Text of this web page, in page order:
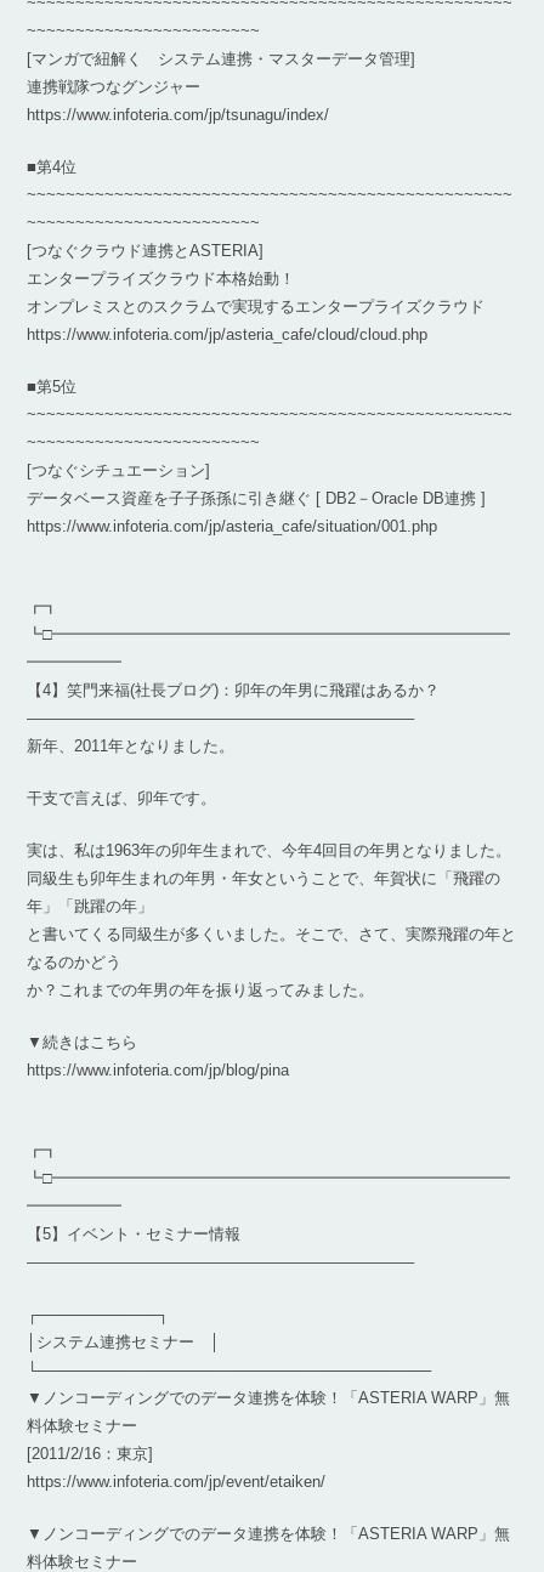
~~~~~~~~~~~~~~~~~~~~~~~~
[マンガで紐解く システム連携・マスターデータ管理]
連携戦隊つなグンジャー
https://www.infoteria.com/jp/tsunagu/index/
■第4位
~~~~~~~~~~~~~~~~~~~~~~~~~~~~~~~~~~~~~~~~~~~~~~~~~~
~~~~~~~~~~~~~~~~~~~~~~~~
[つなぐクラウド連携とASTERIA]
エンタープライズクラウド本格始動！
オンプレミスとのスクラムで実現するエンタープライズクラウド
https://www.infoteria.com/jp/asteria_cafe/cloud/cloud.php
■第5位
~~~~~~~~~~~~~~~~~~~~~~~~~~~~~~~~~~~~~~~~~~~~~~~~~~
~~~~~~~~~~~~~~~~~~~~~~~~
[つなぐシチュエーション]
データベース資産を子子孫孫に引き継ぐ [ DB2－Oracle DB連携 ]
https://www.infoteria.com/jp/asteria_cafe/situation/001.php
┏┓
┗□━━━━━━━━━━━━━━━━━━━━━━━━━━━━━
━━━━━━
【4】笑門来福(社長ブログ)：卯年の年男に飛躍はあるか？
————————————————————————–
新年、2011年となりました。
干支で言えば、卯年です。
実は、私は1963年の卯年生まれで、今年4回目の年男となりました。
同級生も卯年生まれの年男・年女ということで、年賀状に「飛躍の
年」「跳躍の年」
と書いてくる同級生が多くいました。そこで、さて、実際飛躍の年と
なるのかどう
か？これまでの年男の年を振り返ってみました。
▼続きはこちら
https://www.infoteria.com/jp/blog/pina
┏┓
┗□━━━━━━━━━━━━━━━━━━━━━━━━━━━━━
━━━━━━
【5】イベント・セミナー情報
————————————————————————–
┌───────────┐
│システム連携セミナー │
└────────────────────────────────────
▼ノンコーディングでのデータ連携を体験！「ASTERIA WARP」無
料体験セミナー
[2011/2/16：東京]
https://www.infoteria.com/jp/event/etaiken/
▼ノンコーディングでのデータ連携を体験！「ASTERIA WARP」無
料体験セミナー